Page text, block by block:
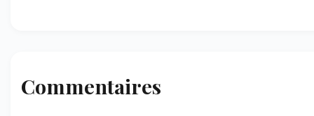
Commentaires